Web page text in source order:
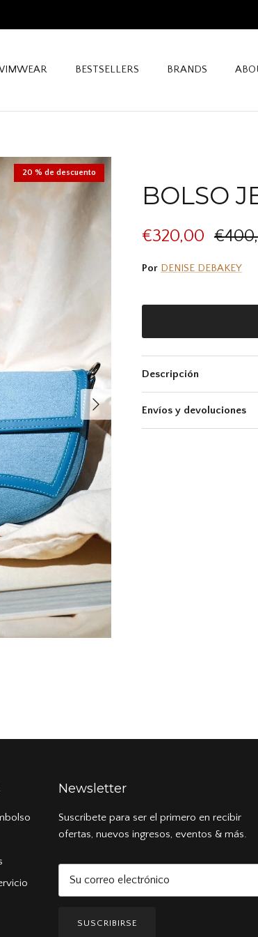
BESTSELLERS BRANDS
Siguiente
20 % de descuento
BOLSO
€320,00
Por DENISE DEBAKEY
Descripción
Envíos y devoluciones
Newsletter
Suscribete para ser el primero en recibir
ofertas, nuevos ingresos, eventos & más.
SUSCRIBIRSE